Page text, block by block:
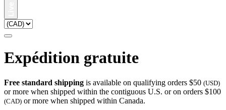
Expédition gratuite
Free standard shipping is available on qualifying orders $50 (USD)
or more when shipped within the contiguous U.S. or on orders $100
(CAD) or more when shipped within Canada.